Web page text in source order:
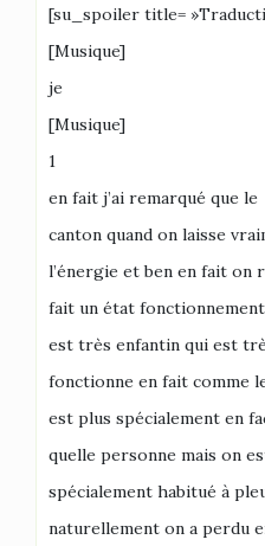
[su_spoiler title=
[Musique]
je
[Musique]
1
en fait j’ai remarqué que le
canton quand on laisse
l’énergie et ben en fait on
fait un état
est très enfantin qui est
fonctionne en fait comme
est plus spécialement en
quelle personne mais on
spécialement habitué à
naturellement on a perdu